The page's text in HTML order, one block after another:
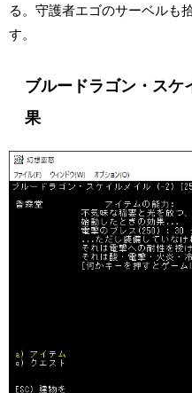
る。守護者エゴのサーベルも
す。
ブルードラゴン・スケ
果